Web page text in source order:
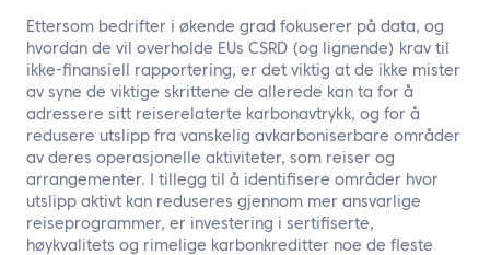
Ettersom bedrifter i økende grad fokuserer på data, og
hvordan de vil overholde EUs CSRD (og lignende) krav til
ikke-finansiell rapportering, er det viktig at de ikke mister
av syne de viktige skrittene de allerede kan ta for å
adressere sitt reiserelaterte karbonavtrykk, og for å
redusere utslipp fra vanskelig avkarboniserbare områder
av deres operasjonelle aktiviteter, som reiser og
arrangementer. I tillegg til å identifisere områder hvor
utslipp aktivt kan reduseres gjennom mer ansvarlige
reiseprogrammer, er investering i sertifiserte,
høykvalitets og rimelige karbonkreditter noe de fleste